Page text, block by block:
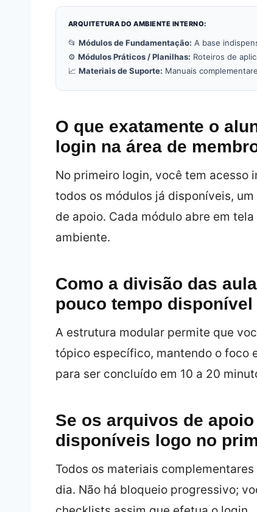
ARQUITETURA DO AMBIENTE INTERNO:
📂 Módulos de Fundamentação: A base
⚙️ Módulos Práticos / Planilhas: Roteiros de
📈 Materiais de Suporte: Manuais
O que exatamente o
login na área de
No primeiro login, você tem acesso
todos os módulos já disponíveis,
de apoio. Cada módulo abre em
ambiente.
Como a divisão das
pouco tempo
A estrutura modular permite que
tópico específico, mantendo o foco
para ser concluído em 10 a 20
Se os arquivos de
disponíveis logo no
Todos os materiais
dia. Não há bloqueio progressivo;